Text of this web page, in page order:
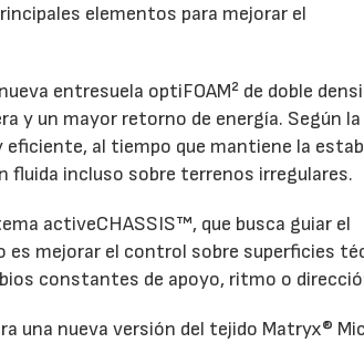
elementos para mejorar el
entresuela optiFOAM² de doble
y un mayor retorno de energía. Según la
al tiempo que mantiene la
fluida incluso sobre terrenos irregulares.
activeCHASSIS™, que busca guiar el
mejorar el control sobre superficies
constantes de apoyo, ritmo o
una nueva versión del tejido Matryx®